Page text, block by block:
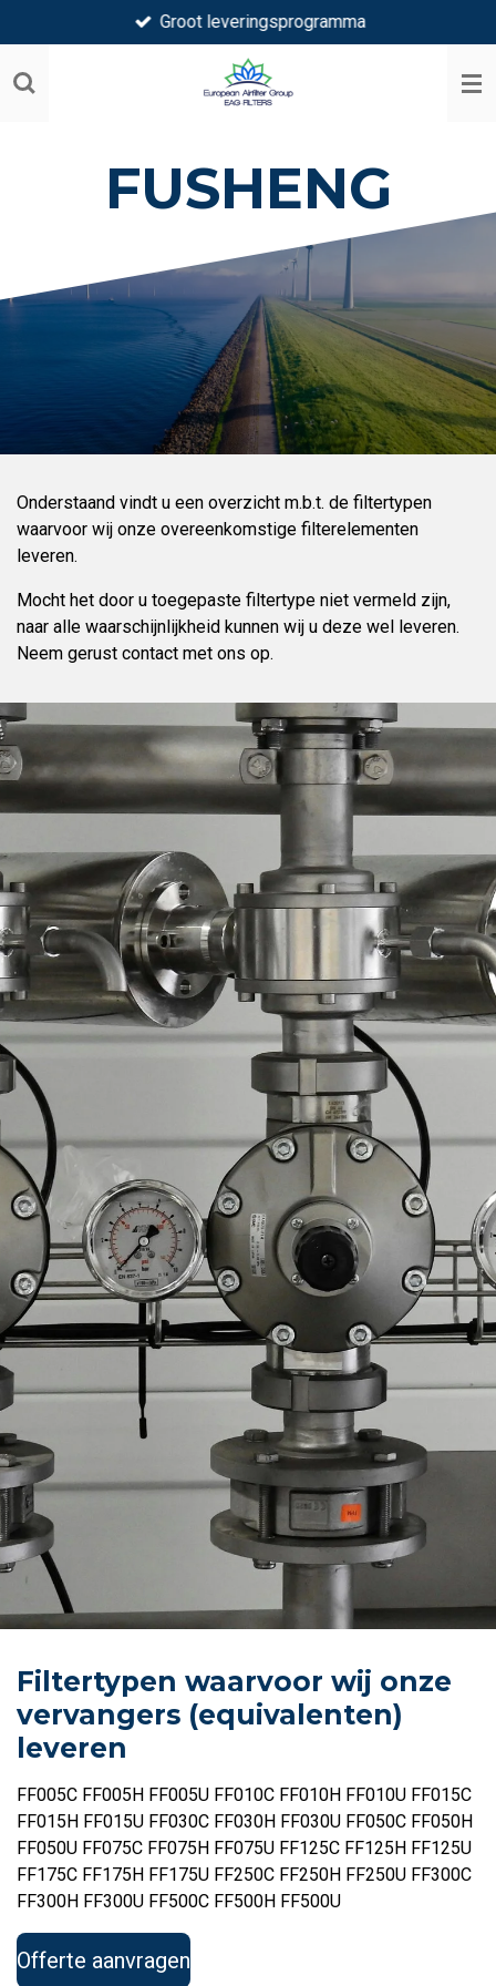
direct
naar
Groot leveringsprogramma
FUSHENG
Onderstaand vindt u een overzicht m.b.t. de filtertypen
waarvoor wij onze overeenkomstige filterelementen
leveren.
Mocht het door u toegepaste filtertype niet vermeld zijn,
naar alle waarschijnlijkheid kunnen wij u deze wel leveren.
Neem gerust contact met ons op.
Filtertypen waarvoor wij onze
vervangers (equivalenten)
leveren
FF005C FF005H FF005U FF010C FF010H FF010U FF015C
FF015H FF015U FF030C FF030H FF030U FF050C FF050H
FF050U FF075C FF075H FF075U FF125C FF125H FF125U
FF175C FF175H FF175U FF250C FF250H FF250U FF300C
FF300H FF300U FF500C FF500H FF500U
Offerte aanvragen